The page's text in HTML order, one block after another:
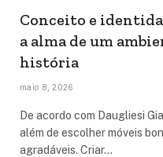
Conceito e
a alma de um
história
maio 8, 2026
De acordo com Daugliesi
além de escolher móveis
agradáveis. Criar…